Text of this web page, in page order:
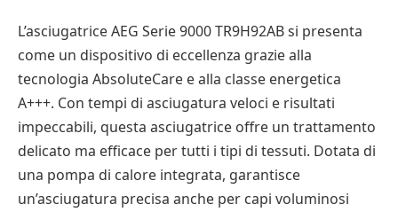
L’asciugatrice AEG Serie 9000 TR9H92AB si presenta
come un dispositivo di eccellenza grazie alla
tecnologia AbsoluteCare e alla classe energetica
A+++. Con tempi di asciugatura veloci e risultati
impeccabili, questa asciugatrice offre un trattamento
delicato ma efficace per tutti i tipi di tessuti. Dotata di
una pompa di calore integrata, garantisce
un’asciugatura precisa anche per capi voluminosi